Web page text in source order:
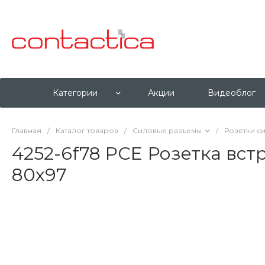
Категории Акции Видеоблог
Главная / Каталог товаров / Силовые разъемы / Розетки
4252-6f78 PCE Розетка
80x97